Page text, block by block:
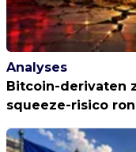
Analyses
Bitcoin-derivaten
squeeze-risico